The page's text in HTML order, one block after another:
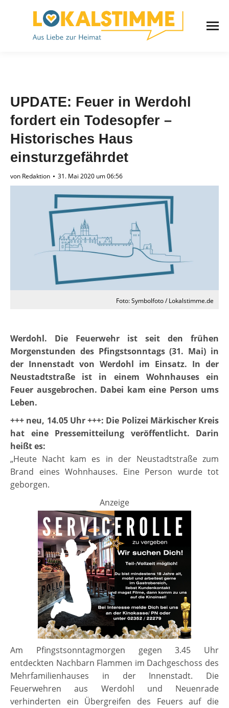
UPDATE: Feuer in Werdohl
fordert ein Todesopfer –
Historisches Haus
einsturzgefährdet
von Redaktion 31. Mai 2020 um 06:56
Foto: Symbolfoto / Lokalstimme.de
Werdohl. Die Feuerwehr ist seit den frühen
Morgenstunden des Pfingstsonntags (31. Mai) in
der Innenstadt von Werdohl im Einsatz. In der
Neustadtstraße ist in einem Wohnhauses ein
Feuer ausgebrochen. Dabei kam eine Person ums
Leben.
+++ neu, 14.05 Uhr +++: Die Polizei Märkischer Kreis
hat eine Pressemitteilung veröffentlicht. Darin
heißt es:
„Heute Nacht kam es in der Neustadtstraße zum
Brand eines Wohnhauses. Eine Person wurde tot
geborgen.
Anzeige
Am Pfingstsonntagmorgen gegen 3.45 Uhr
entdeckten Nachbarn Flammen im Dachgeschoss des
Mehrfamilienhauses in der Innenstadt. Die
Feuerwehren aus Werdohl und Neuenrade
verhinderten ein Übergreifen des Feuers auf die